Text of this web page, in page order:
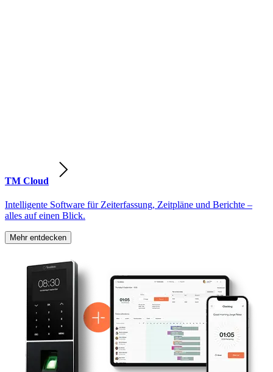
TM Cloud
Intelligente Software für Zeiterfassung, Zeitpläne und Berichte –
alles auf einen Blick.
Mehr entdecken